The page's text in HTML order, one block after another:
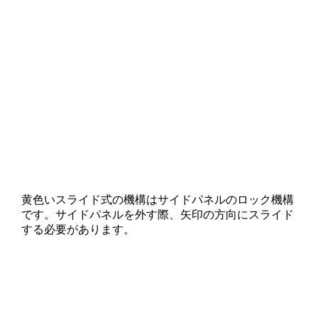
黄色いスライド式の機構はサイドパネルのロック機構
です。サイドパネルを外す際、矢印の方向にスライド
する必要があります。